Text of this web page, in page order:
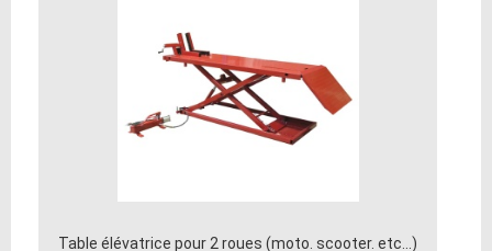
Table élévatrice pour 2 roues (moto. scooter. etc...)